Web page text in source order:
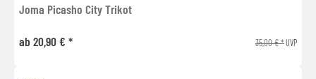
Joma Picasho City Trikot
ab 20,90 € * 35,00 € *UVP